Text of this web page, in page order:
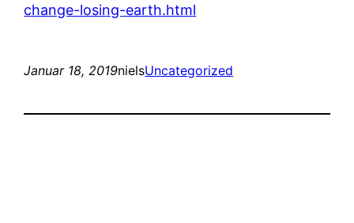
change-losing-earth.html
Januar 18, 2019nielsUncategorized